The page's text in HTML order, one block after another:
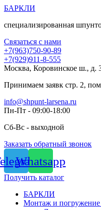
Перейти
содержимому
БАРКЛИ
специализированная
Связаться с нами
+7(963)750-90-89
+7(929)911-8-555
Москва, Коровинское ш., д.
Принимаем заявк стр. 2,
info@shpunt-larsena.ru
Пн-Пт - 09:00-18:00
Сб-Вс - выходной
Заказать обратный звонок
Whatsapp
Получить каталог
БАРКЛИ
Монтаж и